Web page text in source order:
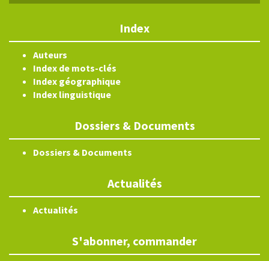
Index
Auteurs
Index de mots-clés
Index géographique
Index linguistique
Dossiers & Documents
Dossiers & Documents
Actualités
Actualités
S'abonner, commander